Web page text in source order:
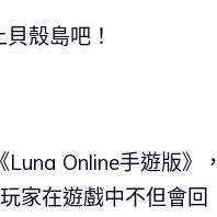
殼島吧！
Online手遊版》，
家在遊戲中不但會回